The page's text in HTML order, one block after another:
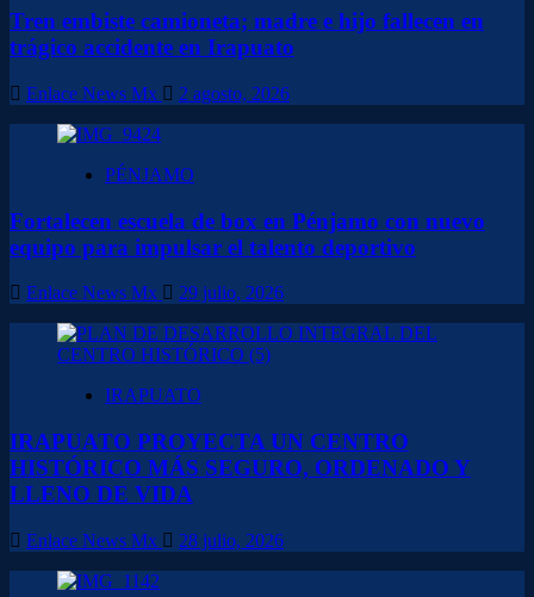
Tren embiste camioneta; madre e hijo fallecen en
trágico accidente en Irapuato
Enlace News Mx 2 agosto, 2026
PÉNJAMO
Fortalecen escuela de box en Pénjamo con nuevo
equipo para impulsar el talento deportivo
Enlace News Mx 29 julio, 2026
IRAPUATO
IRAPUATO PROYECTA UN CENTRO
HISTÓRICO MÁS SEGURO, ORDENADO Y
LLENO DE VIDA
Enlace News Mx 28 julio, 2026